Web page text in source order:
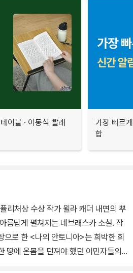
이블 · 이동식 빨래
가장 빠르
합
리처상 수상 작가 윌라 캐더 내면의 뿌
름답게 펼쳐지는 네브래스카 소설. 작
으로 한 <나의 안토니아>는 희박한 희
땅에 온몸을 던져야 했던 이민자들의